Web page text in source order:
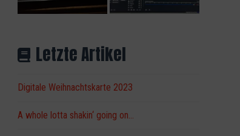
Letzte Artikel
Digitale Weihnachtskarte 2023
A whole lotta shakin‘ going on…